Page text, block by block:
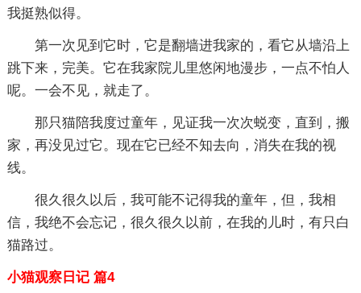
我挺熟似得。
第一次见到它时，它是翻墙进我家的，看它从墙沿上
跳下来，完美。它在我家院儿里悠闲地漫步，一点不怕人
呢。一会不见，就走了。
那只猫陪我度过童年，见证我一次次蜕变，直到，搬
家，再没见过它。现在它已经不知去向，消失在我的视
线。
很久很久以后，我可能不记得我的童年，但，我相
信，我绝不会忘记，很久很久以前，在我的儿时，有只白
猫路过。
小猫观察日记 篇4